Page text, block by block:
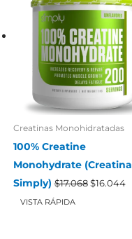
Creatinas Monohidratadas
100% Creatine
Monohydrate (Creatina
Simply) $17.068 El
precio
$16.044
VISTA RÁPIDA